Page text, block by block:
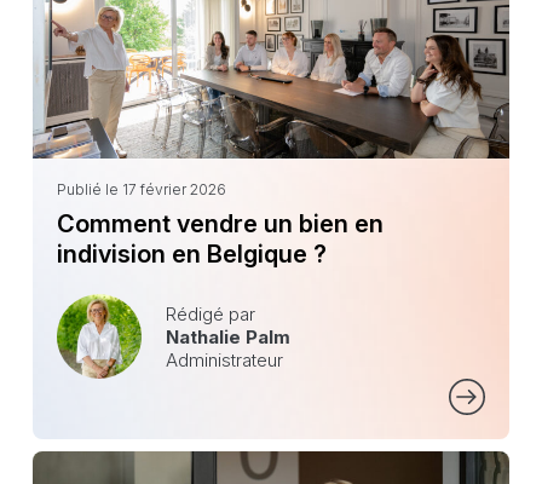
Publié le 17 février 2026
Comment vendre un bien en
indivision en Belgique ?
Rédigé par
Nathalie Palm
Administrateur